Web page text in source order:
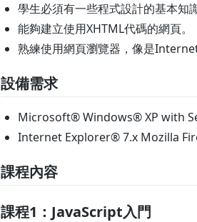
學生必須有一些程式設計的基本知
能夠建立使用XHTML代碼的網頁。
熟練使用網頁瀏覽器，像是
設備需求
Microsoft® Windows® XP with
Internet Explorer® 7.x Mozilla
課程內容
課程1：JavaScript入門